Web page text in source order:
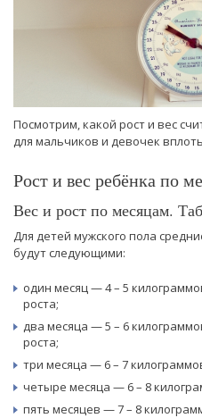
Посмотрим, какой рост и вес
для мальчиков и девочек
Рост и вес ребёнка по
Вес и рост по месяцам.
Для детей мужского пола
будут следующими:
один месяц — 4 – 5
роста;
два месяца — 5 – 6
роста;
три месяца — 6 – 7
четыре месяца — 6 – 8
пять месяцев — 7 – 8